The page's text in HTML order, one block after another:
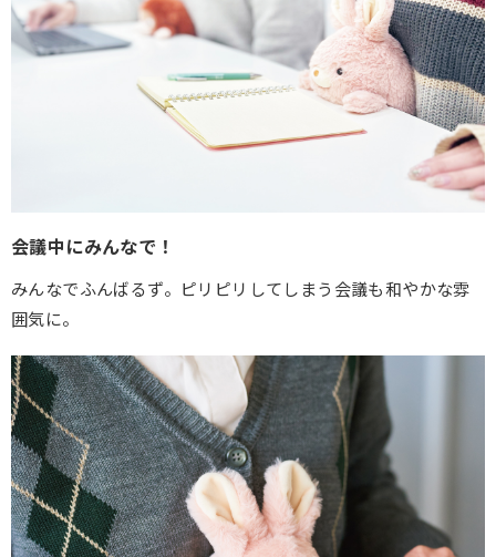
会議中にみんなで！
みんなでふんばるず。ピリピリしてしまう会議も和やかな雰
囲気に。